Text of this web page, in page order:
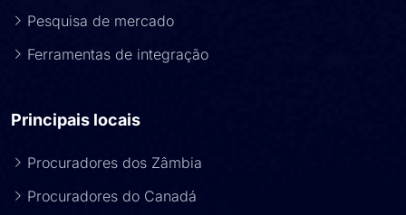
Pesquisa de mercado
Ferramentas de integração
Principais locais
Procuradores dos Zâmbia
Procuradores do Canadá